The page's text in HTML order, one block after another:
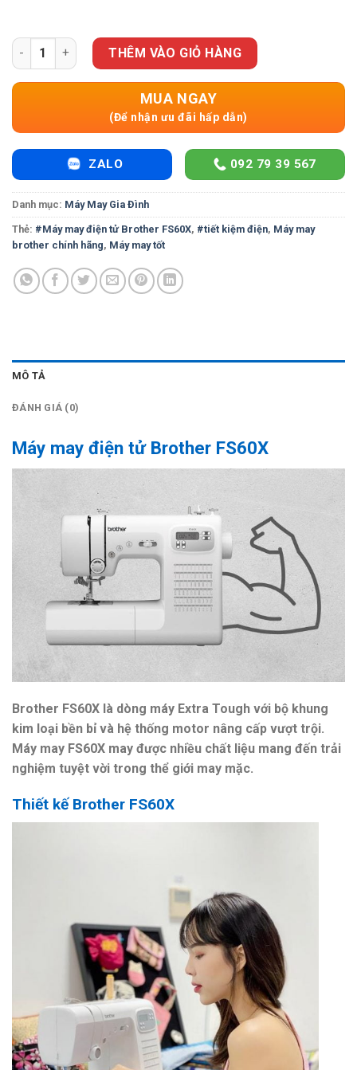
Máy may điện tử Brother FS60X- Hàng chính hãng Brother
THÊM VÀO GIỎ HÀNG
MUA NGAY
(Để nhận ưu đãi hấp dẫn)
ZALO 092 79 39 567
Danh mục: Máy May Gia Đình
Thẻ: #Máy may điện tử Brother FS60X, #tiết kiệm điện, Máy may
brother chính hãng, Máy may tốt
MÔ TẢ
ĐÁNH GIÁ (0)
Máy may điện tử Brother FS60X
Brother FS60X là dòng máy Extra Tough với bộ khung
kim loại bền bỉ và hệ thống motor nâng cấp vượt trội.
Máy may FS60X may được nhiều chất liệu mang đến trải
nghiệm tuyệt vời trong thể giới may mặc.
Thiết kế Brother FS60X